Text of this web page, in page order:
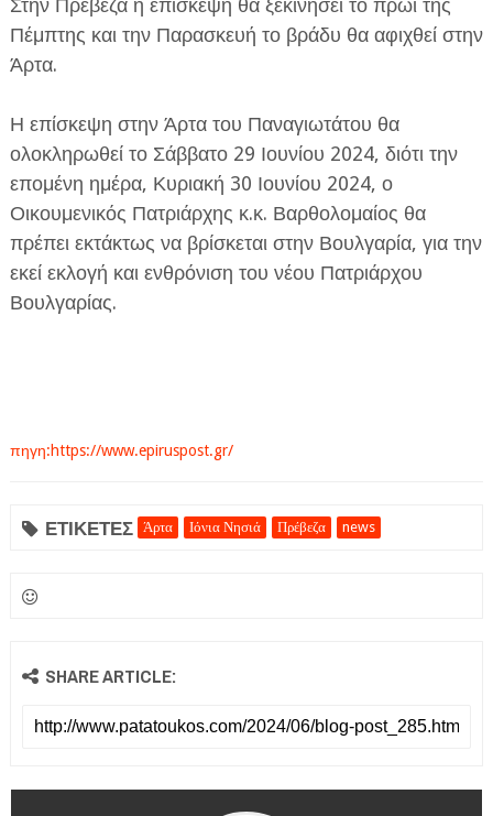
Στην Πρέβεζα η επίσκεψη θα ξεκινήσει το πρωί της
Πέμπτης και την Παρασκευή το βράδυ θα αφιχθεί στην
Άρτα.
Η επίσκεψη στην Άρτα του Παναγιωτάτου θα
ολοκληρωθεί το Σάββατο 29 Ιουνίου 2024, διότι την
επομένη ημέρα, Κυριακή 30 Ιουνίου 2024, ο
Οικουμενικός Πατριάρχης κ.κ. Βαρθολομαίος θα
πρέπει εκτάκτως να βρίσκεται στην Βουλγαρία, για την
εκεί εκλογή και ενθρόνιση του νέου Πατριάρχου
Βουλγαρίας.
πηγη:https://www.epiruspost.gr/
ΕΤΙΚΕΤΕΣ Άρτα Ιόνια Νησιά Πρέβεζα news
SHARE ARTICLE: